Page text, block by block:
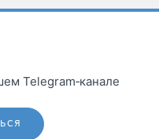
Telegram‑канале